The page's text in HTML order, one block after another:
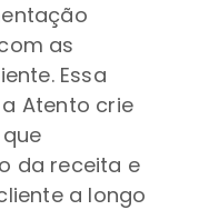
as
Essa
Atento crie
da receita e
a longo